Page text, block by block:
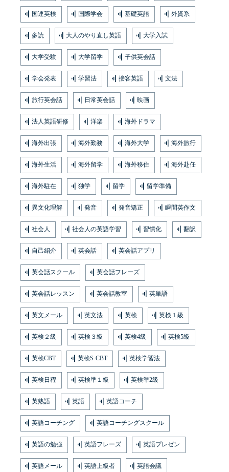
国連英検 国際学会 基礎英語 外資系
多読 大人のやり直し英語 大学入試
大学受験 大学留学 子供英会話
学会発表 学習法 接客英語 文法
旅行英会話 日常英会話 映画
法人英語研修 洋楽 海外ドラマ
海外出張 海外勤務 海外大学 海外旅行
海外生活 海外留学 海外移住 海外赴任
海外駐在 独学 留学 留学準備
異文化理解 発音 発音矯正 瞬間英作文
社会人 社会人の英語学習 習慣化 翻訳
自己紹介 英会話 英会話アプリ
英会話スクール 英会話フレーズ
英会話レッスン 英会話教室 英単語
英文メール 英文法 英検 英検１級
英検２級 英検３級 英検4級 英検5級
英検CBT 英検S-CBT 英検学習法
英検日程 英検準１級 英検準2級
英熟語 英語 英語コーチ
英語コーチング 英語コーチングスクール
英語の勉強 英語フレーズ 英語プレゼン
英語メール 英語上級者 英語会議